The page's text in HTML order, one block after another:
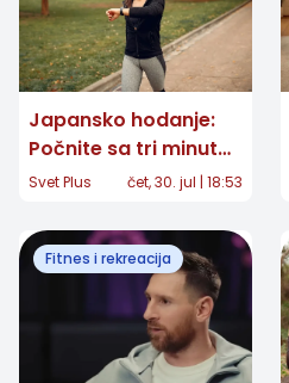
Japansko hodanje:
Počnite sa tri minuta i
običnu šetnju
Svet Plus čet, 30. jul | 18:53
Fitnes i rekreacija